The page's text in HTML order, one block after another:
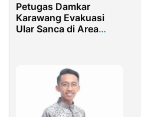
Petugas Damkar
Karawang Evakuasi
Ular Sanca di Area